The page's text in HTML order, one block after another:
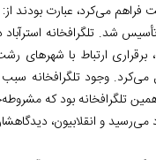
می‌کرد، عبارت بودند از:
تأسیس شد. تلگرافخانه
ارتباط با شهرهای
وجود تلگرافخانه سبب
تلگرافخانه بود که
می‌رسید و انقلابیون،